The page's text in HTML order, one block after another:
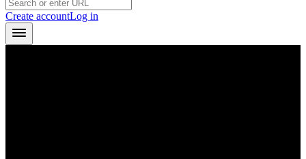
Create accountLog in